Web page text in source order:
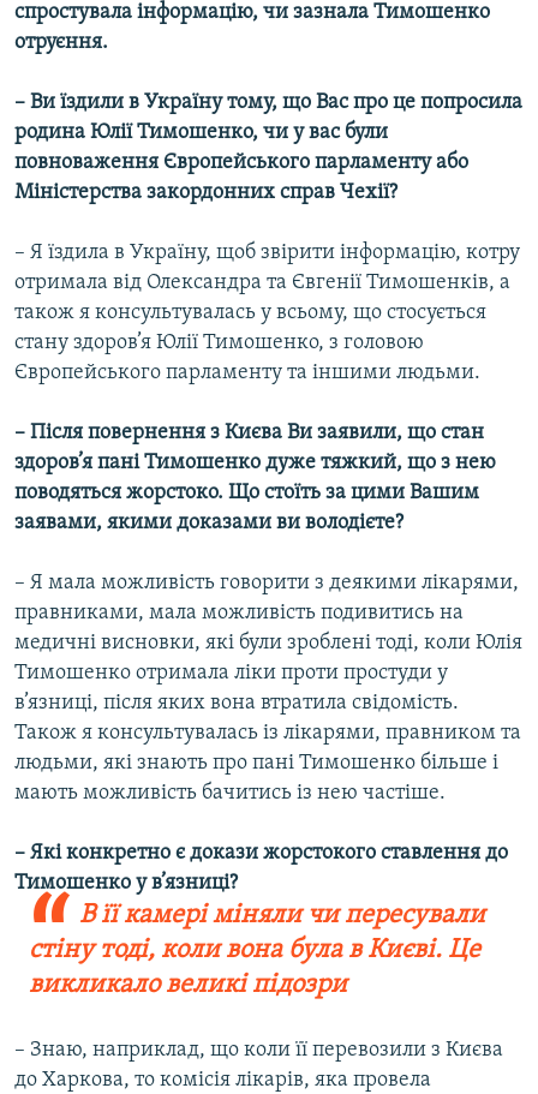
спростувала інформацію, чи зазнала Тимошенко
отруєння.
– Ви їздили в Україну тому, що Вас про це попросила
родина Юлії Тимошенко, чи у вас були
повноваження Європейського парламенту або
Міністерства закордонних справ Чехії?
– Я їздила в Україну, щоб звірити інформацію, котру
отримала від Олександра та Євгенії Тимошенків, а
також я консультувалась у всьому, що стосується
стану здоров’я Юлії Тимошенко, з головою
Європейського парламенту та іншими людьми.
– Після повернення з Києва Ви заявили, що стан
здоров’я пані Тимошенко дуже тяжкий, що з нею
поводяться жорстоко. Що стоїть за цими Вашим
заявами, якими доказами ви володієте?
– Я мала можливість говорити з деякими лікарями,
правниками, мала можливість подивитись на
медичні висновки, які були зроблені тоді, коли Юлія
Тимошенко отримала ліки проти простуди у
в’язниці, після яких вона втратила свідомість.
Також я консультувалась із лікарями, правником та
людьми, які знають про пані Тимошенко більше і
мають можливість бачитись із нею частіше.
– Які конкретно є докази жорстокого ставлення до
Тимошенко у в’язниці?
В її камері міняли чи пересували
стіну тоді, коли вона була в Києві. Це
викликало великі підозри
– Знаю, наприклад, що коли її перевозили з Києва
до Харкова, то комісія лікарів, яка провела